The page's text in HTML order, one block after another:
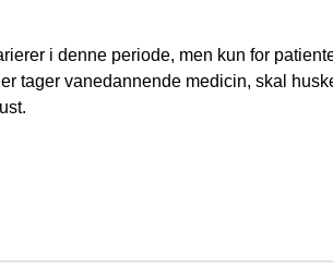
i denne periode, men kun for
tager vanedannende medicin, skal